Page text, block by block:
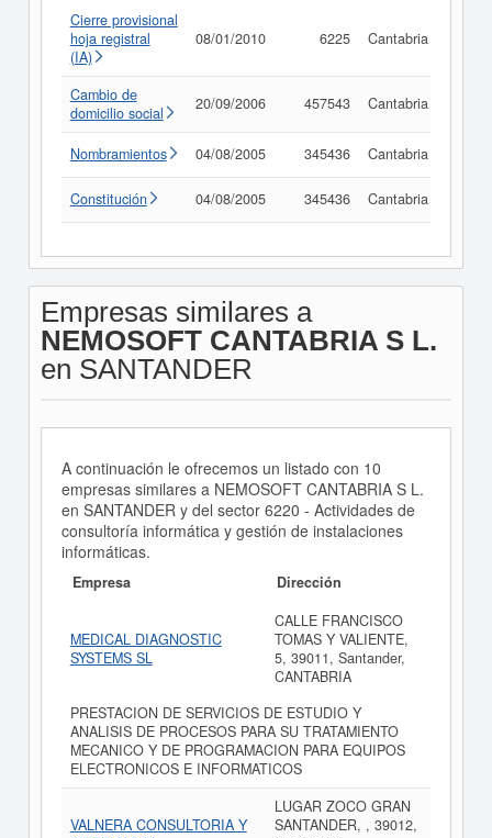
Cierre provisional
hoja registral
(IA)
08/01/2010 6225 Cantabria
Cambio de
domicilio social
20/09/2006 457543 Cantabria
Nombramientos 04/08/2005 345436 Cantabria
Constitución 04/08/2005 345436 Cantabria
Empresas similares a
NEMOSOFT CANTABRIA S L.
en SANTANDER
A continuación le ofrecemos un listado con 10
empresas similares a NEMOSOFT CANTABRIA S L.
en SANTANDER y del sector 6220 - Actividades de
consultoría informática y gestión de instalaciones
informáticas.
Empresa Dirección
MEDICAL DIAGNOSTIC
SYSTEMS SL
CALLE FRANCISCO
TOMAS Y VALIENTE,
5, 39011, Santander,
CANTABRIA
PRESTACION DE SERVICIOS DE ESTUDIO Y
ANALISIS DE PROCESOS PARA SU TRATAMIENTO
MECANICO Y DE PROGRAMACION PARA EQUIPOS
ELECTRONICOS E INFORMATICOS
VALNERA CONSULTORIA Y
LUGAR ZOCO GRAN
SANTANDER, , 39012,